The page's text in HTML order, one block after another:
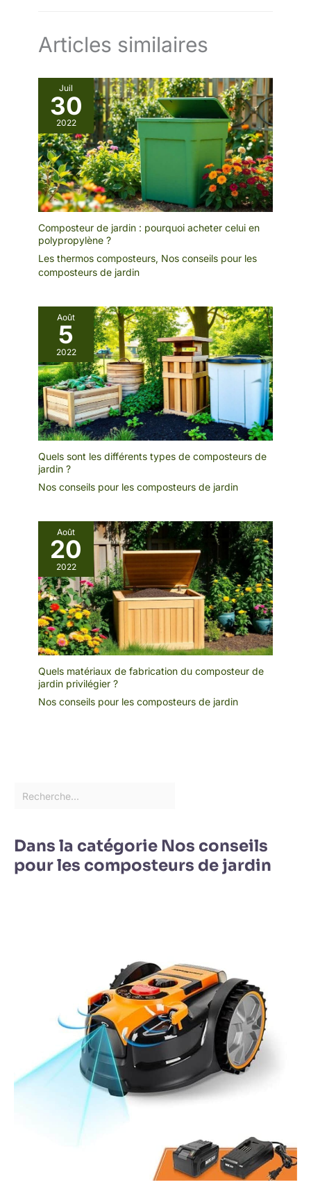
Articles similaires
Juil
30
2022
Composteur de jardin : pourquoi acheter celui en
polypropylène ?
Les thermos composteurs, Nos conseils pour les
composteurs de jardin
Août
5
2022
Quels sont les différents types de composteurs de
jardin ?
Nos conseils pour les composteurs de jardin
Août
20
2022
Quels matériaux de fabrication du composteur de
jardin privilégier ?
Nos conseils pour les composteurs de jardin
Dans la catégorie Nos conseils
pour les composteurs de jardin